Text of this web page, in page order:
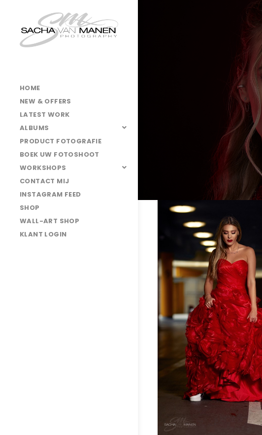
HOME
NEW & OFFERS
LATEST WORK
ALBUMS
PRODUCT FOTOGRAFIE
BOEK UW FOTOSHOOT
WORKSHOPS
CONTACT MIJ
INSTAGRAM FEED
SHOP
WALL-ART SHOP
KLANT LOGIN
025A2180
025A2184
025A2237CL
025A2249
025A2379
025A2604cl
Boxtel
&